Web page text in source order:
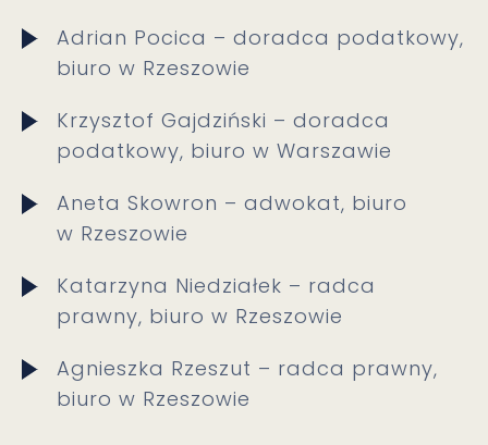
Adrian Pocica – doradca podatkowy,
biuro w Rzeszowie
Krzysztof Gajdziński – doradca
podatkowy, biuro w Warszawie
Aneta Skowron – adwokat, biuro
w Rzeszowie
Katarzyna Niedziałek – radca
prawny, biuro w Rzeszowie
Agnieszka Rzeszut – radca prawny,
biuro w Rzeszowie